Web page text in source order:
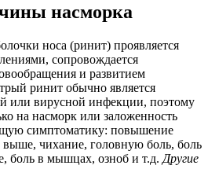
насморка
носа (ринит) проявляется
сопровождается
и развитием
ринит обычно является
или вирусной инфекции, поэтому
на насморк или заложенность
симптоматику: повышение
выше, чихание, головную боль, боль
боль в мышцах, озноб и т.д. Другие